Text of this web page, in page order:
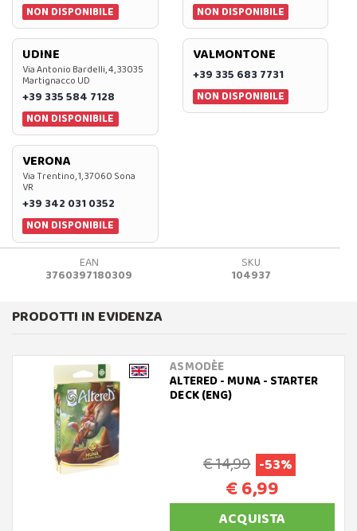
NON DISPONIBILE
NON DISPONIBILE
UDINE
Via Antonio Bardelli, 4, 33035
Martignacco UD
+39 335 584 7128
NON DISPONIBILE
VALMONTONE
+39 335 683 7731
NON DISPONIBILE
VERONA
Via Trentino, 1, 37060 Sona
VR
+39 342 031 0352
NON DISPONIBILE
EAN
3760397180309
SKU
104937
PRODOTTI IN EVIDENZA
ASMODÈE
ALTERED - MUNA - STARTER
DECK (ENG)
€ 14,99 -53%
€ 6,99
ACQUISTA